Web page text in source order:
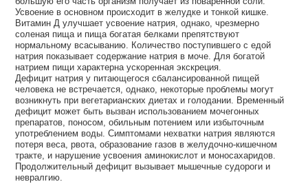
Усвоение в основном происходит в желудке и тонкой кишке.
Витамин Д улучшает усвоение натрия, однако, чрезмерно
соленая пища и пища богатая белками препятствуют
нормальному всасыванию. Количество поступившего с едой
натрия показывает содержание натрия в моче. Для богатой
натрием пищи характерна ускоренная экскреция.
Дефицит натрия у питающегося сбалансированной пищей
человека не встречается, однако, некоторые проблемы могут
возникнуть при вегетарианских диетах и голодании. Временный
дефицит может быть вызван использованием мочегонных
препаратов, поносом, обильным потением или избыточным
употреблением воды. Симптомами нехватки натрия являются
потеря веса, рвота, образование газов в желудочно-кишечном
тракте, и нарушение усвоения аминокислот и моносахаридов.
Продолжительный дефицит вызывает мышечные судороги и
невралгию.